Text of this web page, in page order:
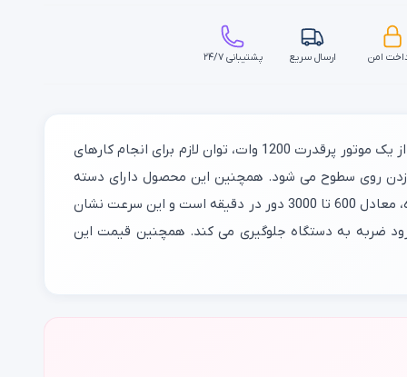
امن ارسال سریع پشتیبانی ۲۴/۷
موجود در بازار است. این دستگاه با استفاده از یک موتور پرقدرت 1200 وات، توان لازم برای انجام کارهای
و همین ویژگی باعث بهتر پولیش زدن روی سطوح می شود. همچنین این محصول دارای دسته
جانبی D شکل است که با استفاده از این دسته، کاربر تسلط بیشتری در حین سنباده کاری خواهد داشت. سرعت گردش آزاد این دستگاه، معادل 600 تا 3000 دور در دقیقه است و این سرعت نشان
ضربه به دستگاه جلوگیری می کند. همچنین قیمت این